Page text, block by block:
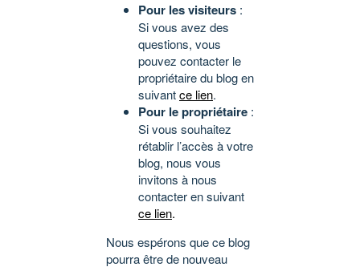
Pour les visiteurs :
Si vous avez des
questions, vous
pouvez contacter le
propriétaire du blog en
suivantce lien.
Pour le propriétaire :
Si vous souhaitez
rétablir l’accès à votre
blog, nous vous
invitons à nous
contacter en suivant
ce lien.
Nous espérons que ce blog
pourra être de nouveau